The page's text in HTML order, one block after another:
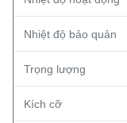
Nhiệt độ bảo quản
Trọng lượng
Kích cỡ